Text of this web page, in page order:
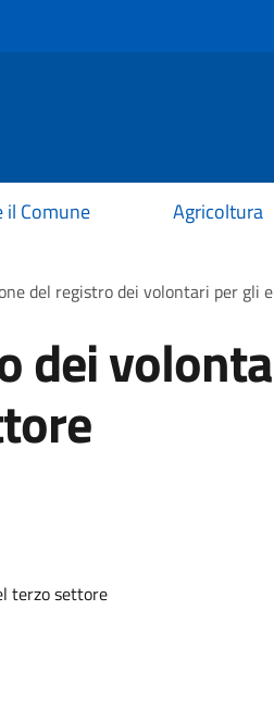
il Comune Agricoltura
del registro dei volontari per gli
dei
terzo settore